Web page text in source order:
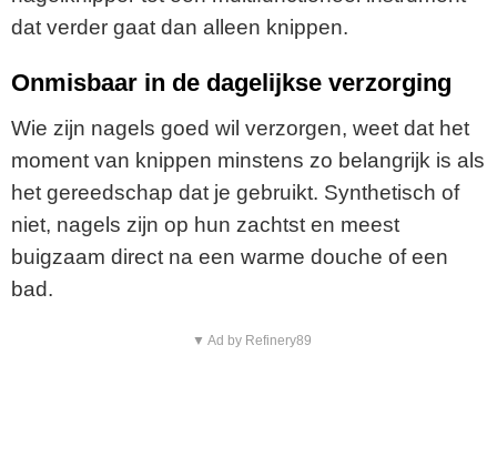
dat verder gaat dan alleen knippen.
Onmisbaar in de dagelijkse verzorging
Wie zijn nagels goed wil verzorgen, weet dat het
moment van knippen minstens zo belangrijk is als
het gereedschap dat je gebruikt. Synthetisch of
niet, nagels zijn op hun zachtst en meest
buigzaam direct na een warme douche of een
bad.
▼ Ad by Refinery89